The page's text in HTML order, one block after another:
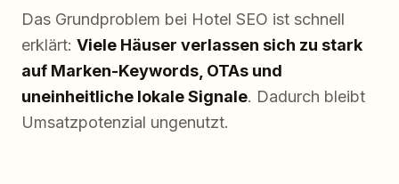
Das Grundproblem bei Hotel SEO ist schnell
erklärt: Viele Häuser verlassen sich zu stark
auf Marken-Keywords, OTAs und
uneinheitliche lokale Signale. Dadurch bleibt
Umsatzpotenzial ungenutzt.